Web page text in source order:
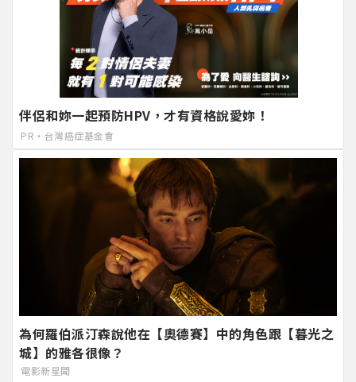
伴侶和妳一起預防HPV，才有資格說愛妳！
PR・台灣癌症基金會
為何羅伯派汀森說他在【奧德賽】中的角色跟【暮光之
城】的雅各很像？
電影新星聞